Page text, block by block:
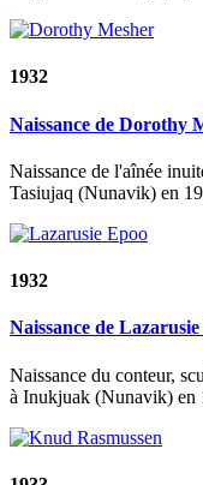
1932
Naissance de Dorothy
Naissance de l'aînée
Tasiujaq (Nunavik) en
1932
Naissance de
Naissance du conteur,
à Inukjuak (Nunavik) en